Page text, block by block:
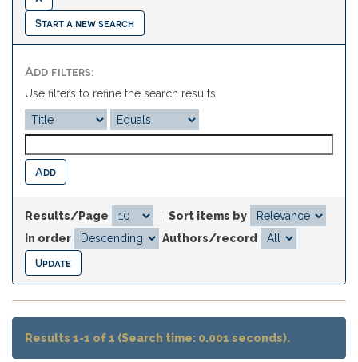
Start a new search
Add filters:
Use filters to refine the search results.
Results/Page
Sort items by
In order
Authors/record
Results 1-1 of 1 (Search time: 0.001 seconds).